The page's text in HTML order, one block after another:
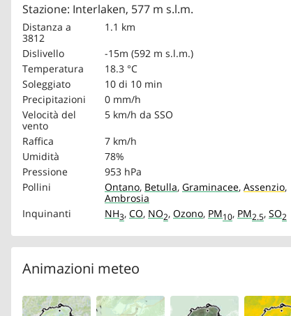
Stazione: Interlaken, 577 m s.l.m.
Distanza a
3812
1.1 km
Dislivello
-15m (592 m s.l.m.)
Temperatura
18.3 °C
Soleggiato
10 di 10 min
Precipitazioni
0 mm/h
Velocità del
vento
5 km/h da SSO
Raffica
7 km/h
Umidità
78%
Pressione
953 hPa
Pollini
Ontano, Betulla, Graminacee, Assenzio,
Ambrosia
Inquinanti
NH3, CO, NO2, Ozono, PM10, PM2.5, SO2
Animazioni meteo